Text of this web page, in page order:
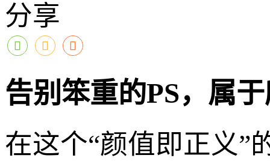
分享
告别笨重的PS，属
在这个“颜值即正义”